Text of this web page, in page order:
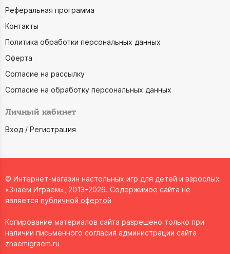
Реферальная программа
Контакты
Политика обработки персональных данных
Оферта
Согласие на рассылку
Согласие на обработку персональных данных
Личный кабинет
Вход / Регистрация
© Интернет-магазин настольных игр для детей и взрослых
«Знаем Играем», 2013–2026. Содержимое сайта не
является публичной офертой
Копирование материалов сайта разрешено только при
наличии письменного согласия администрации сайта
znaemigraem.ru